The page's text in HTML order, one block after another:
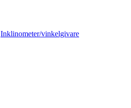
Inklinometer/vinkelgivare